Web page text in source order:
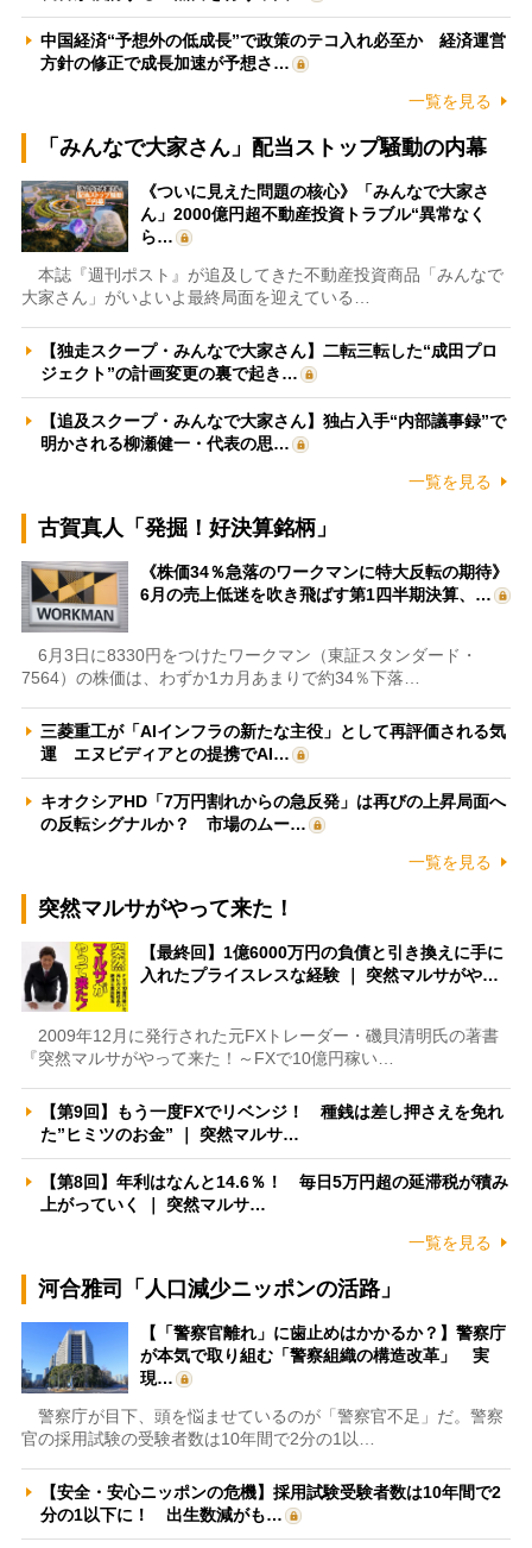
中国経済“予想外の低成長”で政策のテコ入れ必至か 経済運営
方針の修正で成長加速が予想さ…
一覧を見る
「みんなで大家さん」配当ストップ騒動の内幕
《ついに見えた問題の核心》「みんなで大家さ
ん」2000億円超不動産投資トラブル“異常なく
ら…
本誌『週刊ポスト』が追及してきた不動産投資商品「みんなで
大家さん」がいよいよ最終局面を迎えている…
【独走スクープ・みんなで大家さん】二転三転した“成田プロ
ジェクト”の計画変更の裏で起き…
【追及スクープ・みんなで大家さん】独占入手“内部議事録”で
明かされる柳瀬健一・代表の思…
一覧を見る
古賀真人「発掘！好決算銘柄」
《株価34％急落のワークマンに特大反転の期待》
6月の売上低迷を吹き飛ばす第1四半期決算、…
6月3日に8330円をつけたワークマン（東証スタンダード・
7564）の株価は、わずか1カ月あまりで約34％下落…
三菱重工が「AIインフラの新たな主役」として再評価される気
運 エヌビディアとの提携でAI…
キオクシアHD「7万円割れからの急反発」は再びの上昇局面へ
の反転シグナルか？ 市場のムー…
一覧を見る
突然マルサがやって来た！
【最終回】1億6000万円の負債と引き換えに手に
入れたプライスレスな経験 ｜ 突然マルサがや…
2009年12月に発行された元FXトレーダー・磯貝清明氏の著書
『突然マルサがやって来た！～FXで10億円稼い…
【第9回】もう一度FXでリベンジ！ 種銭は差し押さえを免れ
た”ヒミツのお金” ｜ 突然マルサ…
【第8回】年利はなんと14.6％！ 毎日5万円超の延滞税が積み
上がっていく ｜ 突然マルサ…
一覧を見る
河合雅司「人口減少ニッポンの活路」
【「警察官離れ」に歯止めはかかるか？】警察庁
が本気で取り組む「警察組織の構造改革」 実
現…
警察庁が目下、頭を悩ませているのが「警察官不足」だ。警察
官の採用試験の受験者数は10年間で2分の1以…
【安全・安心ニッポンの危機】採用試験受験者数は10年間で2
分の1以下に！ 出生数減がも…